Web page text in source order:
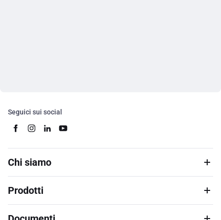
Seguici sui social
Chi siamo
Prodotti